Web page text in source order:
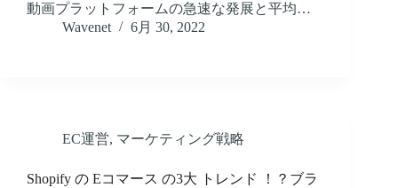
動画プラットフォームの急速な発展と平均…
Wavenet
6月 30, 2022
EC運営, マーケティング戦略
Shopify の Eコマース の3大 トレンド ！？ブラ